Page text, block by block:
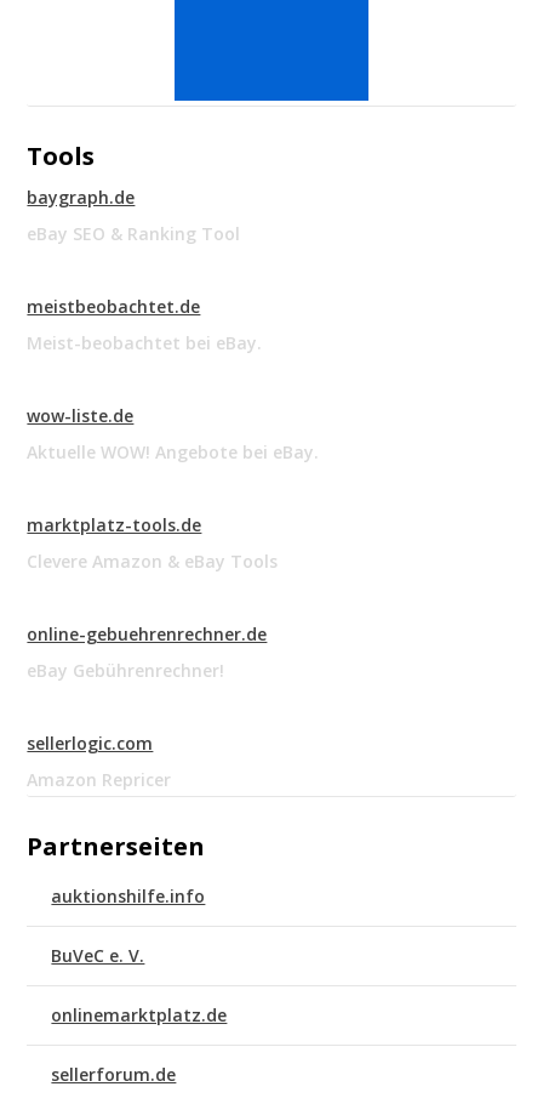
Tools
baygraph.de
eBay SEO & Ranking Tool
meistbeobachtet.de
Meist-beobachtet bei eBay.
wow-liste.de
Aktuelle WOW! Angebote bei eBay.
marktplatz-tools.de
Clevere Amazon & eBay Tools
online-gebuehrenrechner.de
eBay Gebührenrechner!
sellerlogic.com
Amazon Repricer
Partnerseiten
auktionshilfe.info
BuVeC e. V.
onlinemarktplatz.de
sellerforum.de